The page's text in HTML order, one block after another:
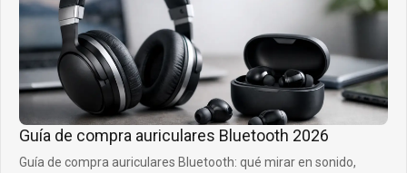
Guía de compra auriculares Bluetooth 2026
Guía de compra auriculares Bluetooth: qué mirar en sonido,